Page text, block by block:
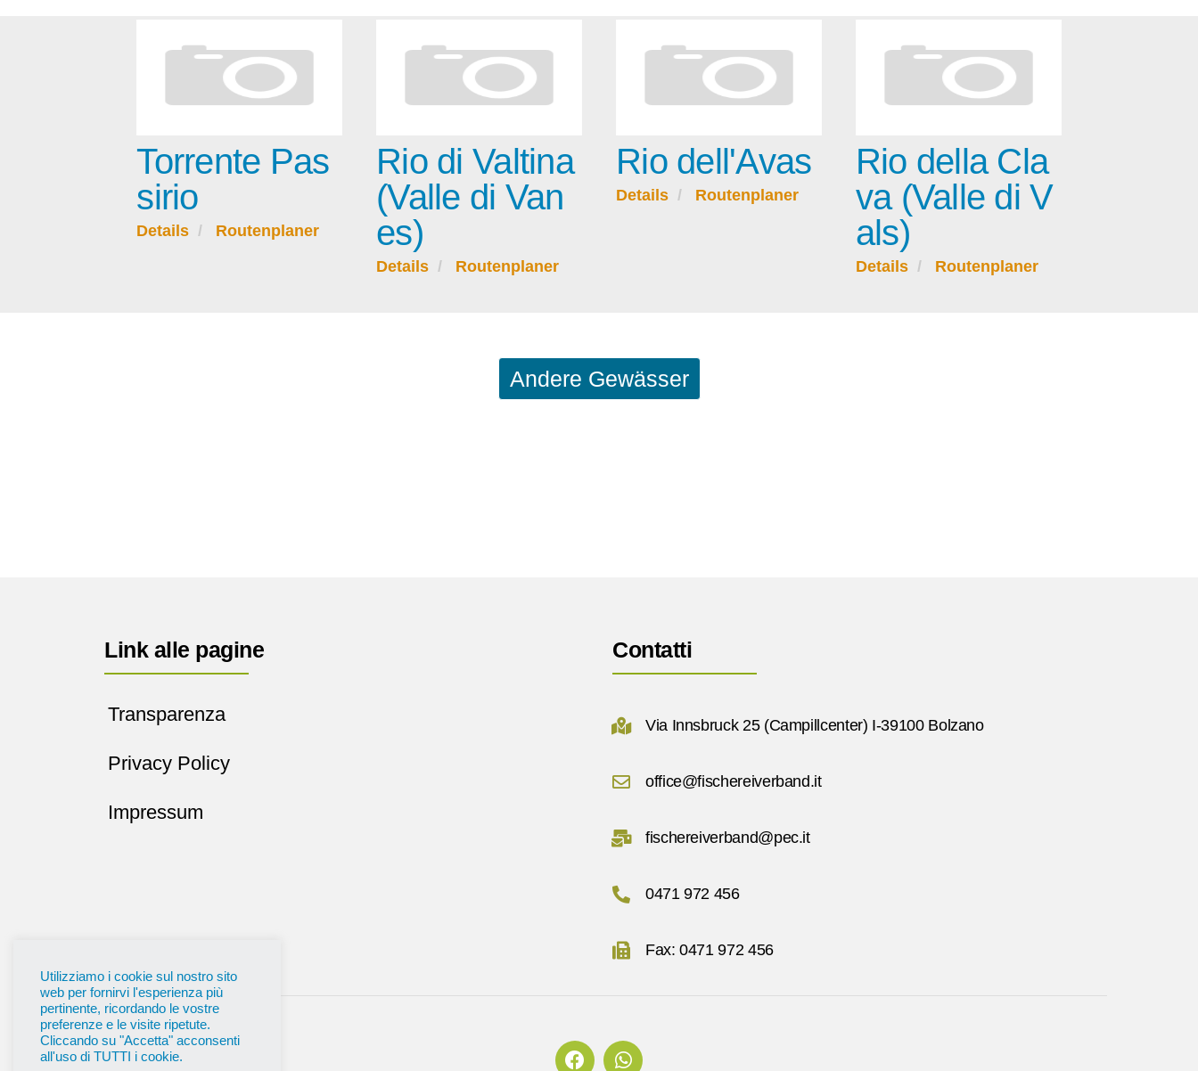
Torrente Pas
sirio
Details Routenplaner
Rio di Valtina
(Valle di Van
es)
Details Routenplaner
Rio dell'Avas
Details Routenplaner
Rio della Cla
va (Valle di V
als)
Details Routenplaner
Andere Gewässer
Link alle pagine
Transparenza
Privacy Policy
Impressum
Contatti
Via Innsbruck 25 (Campillcenter) I-39100 Bolzano
office@fischereiverband.it
fischereiverband@pec.it
0471 972 456
Fax: 0471 972 456
Utilizziamo i cookie sul nostro sito
web per fornirvi l'esperienza più
pertinente, ricordando le vostre
preferenze e le visite ripetute.
Cliccando su "Accetta" acconsenti
all'uso di TUTTI i cookie.